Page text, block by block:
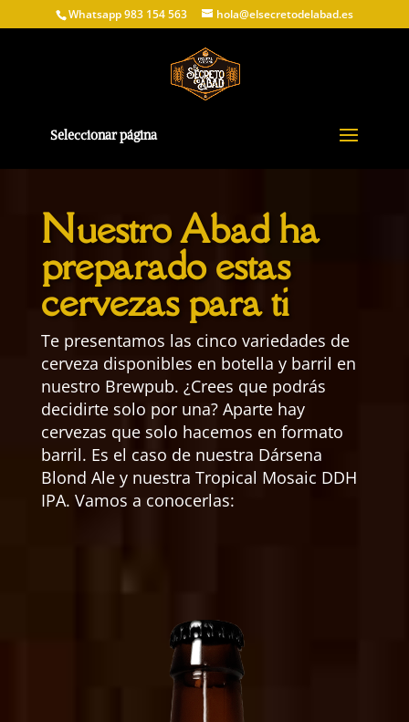
Whatsapp 983 154 563 hola@elsecretodelabad.es
Seleccionar página
Nuestro Abad ha
preparado estas
cervezas para ti
Te presentamos las cinco variedades de
cerveza disponibles en botella y barril en
nuestro Brewpub. ¿Crees que podrás
decidirte solo por una? Aparte hay
cervezas que solo hacemos en formato
barril. Es el caso de nuestra Dársena
Blond Ale y nuestra Tropical Mosaic DDH
IPA. Vamos a conocerlas: